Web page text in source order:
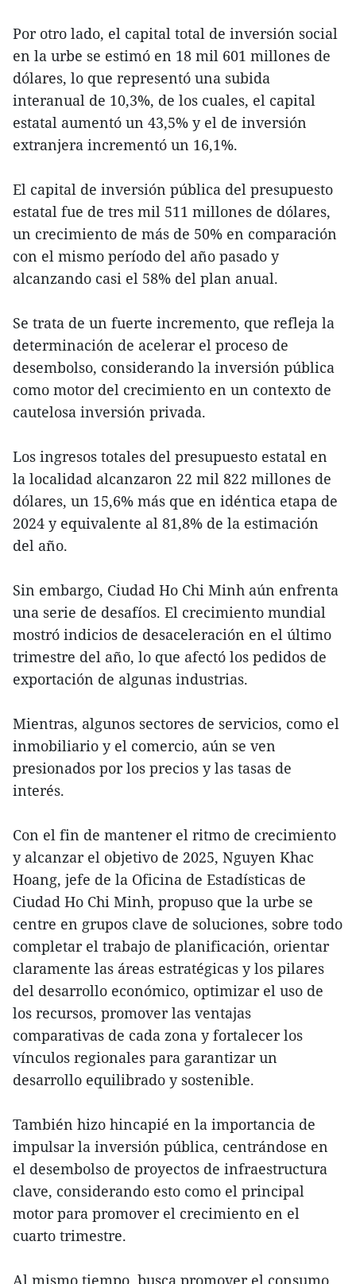
Por otro lado, el capital total de inversión social
en la urbe se estimó en 18 mil 601 millones de
dólares, lo que representó una subida
interanual de 10,3%, de los cuales, el capital
estatal aumentó un 43,5% y el de inversión
extranjera incrementó un 16,1%.
El capital de inversión pública del presupuesto
estatal fue de tres mil 511 millones de dólares,
un crecimiento de más de 50% en comparación
con el mismo período del año pasado y
alcanzando casi el 58% del plan anual.
Se trata de un fuerte incremento, que refleja la
determinación de acelerar el proceso de
desembolso, considerando la inversión pública
como motor del crecimiento en un contexto de
cautelosa inversión privada.
Los ingresos totales del presupuesto estatal en
la localidad alcanzaron 22 mil 822 millones de
dólares, un 15,6% más que en idéntica etapa de
2024 y equivalente al 81,8% de la estimación
del año.
Sin embargo, Ciudad Ho Chi Minh aún enfrenta
una serie de desafíos. El crecimiento mundial
mostró indicios de desaceleración en el último
trimestre del año, lo que afectó los pedidos de
exportación de algunas industrias.
Mientras, algunos sectores de servicios, como el
inmobiliario y el comercio, aún se ven
presionados por los precios y las tasas de
interés.
Con el fin de mantener el ritmo de crecimiento
y alcanzar el objetivo de 2025, Nguyen Khac
Hoang, jefe de la Oficina de Estadísticas de
Ciudad Ho Chi Minh, propuso que la urbe se
centre en grupos clave de soluciones, sobre todo
completar el trabajo de planificación, orientar
claramente las áreas estratégicas y los pilares
del desarrollo económico, optimizar el uso de
los recursos, promover las ventajas
comparativas de cada zona y fortalecer los
vínculos regionales para garantizar un
desarrollo equilibrado y sostenible.
También hizo hincapié en la importancia de
impulsar la inversión pública, centrándose en
el desembolso de proyectos de infraestructura
clave, considerando esto como el principal
motor para promover el crecimiento en el
cuarto trimestre.